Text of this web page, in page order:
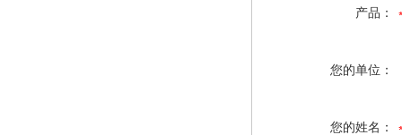
产品：
您的单位：
您的姓名：